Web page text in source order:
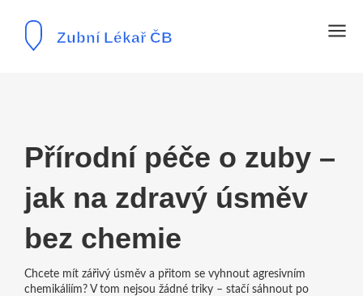
Přírodní péče o zuby –
jak na zdravý úsměv
bez chemie
Chcete mít zářivý úsměv a přitom se vyhnout agresivním
chemikáliím? V tom nejsou žádné triky – stačí sáhnout po